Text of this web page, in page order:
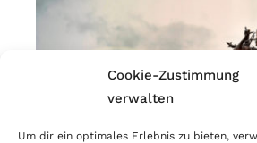
Cookie-Zustimmung
verwalten
Um dir ein optimales Erlebnis zu bieten,